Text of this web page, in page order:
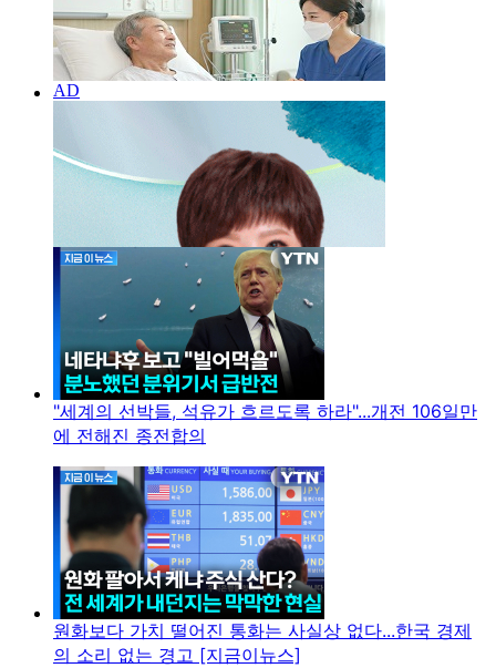
"세계의 선박들, 석유가 흐르도록 하라"...개전 106일만
에 전해진 종전합의
원화보다 가치 떨어진 통화는 사실상 없다...한국 경제
의 소리 없는 경고 [지금이뉴스]